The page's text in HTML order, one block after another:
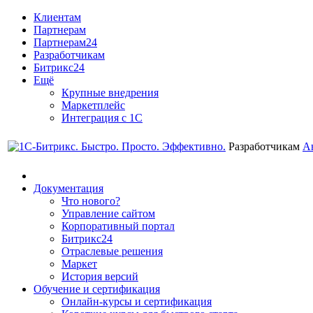
Клиентам
Партнерам
Партнерам24
Разработчикам
Битрикс24
Ещё
Крупные внедрения
Маркетплейс
Интеграция с 1С
Разработчикам
Документация
Что нового?
Управление сайтом
Корпоративный портал
Битрикс24
Отраслевые решения
Маркет
История версий
Обучение и сертификация
Онлайн-курсы и сертификация